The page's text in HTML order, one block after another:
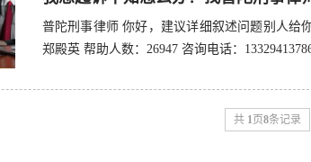
普陀刑事律师 你好，建议详细叙述问题别人给
郑殿英 帮助人数：26947 咨询电话：
共 1 页8条记录